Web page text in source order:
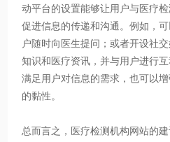
动平台的设置能够让用户与医疗检
促进信息的传递和沟通。例如，
户随时向医生提问；或者开设社
知识和医疗资讯，并与用户进行互动
满足用户对信息的需求，也可以
的黏性。
总而言之，医疗检测机构网站的